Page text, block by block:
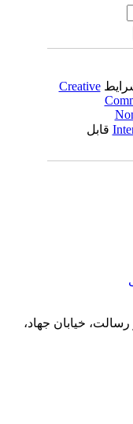
Creative
قابل
خیابان جهاد،